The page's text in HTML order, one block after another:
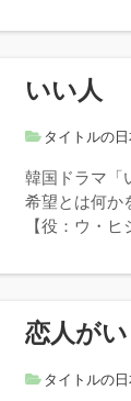
いい人
タイトルの
韓国ドラマ「
希望とは何か
【役：ウ・
恋人が
タイトルの